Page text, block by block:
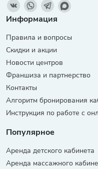
Информация
Правила и вопросы
Скидки и акции
Новости центров
Франшиза и партнерство
Контакты
Алгоритм бронирования
Инструкция по работе с
Популярное
Аренда детского кабинета
Аренда массажного